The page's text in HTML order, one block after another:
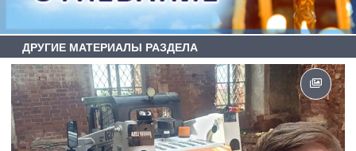
ДРУГИЕ МАТЕРИАЛЫ РАЗДЕЛА